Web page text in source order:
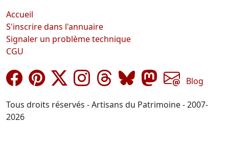
Accueil
S'inscrire dans l'annuaire
Signaler un problème technique
CGU
Blog
Tous droits réservés - Artisans du Patrimoine - 2007-
2026